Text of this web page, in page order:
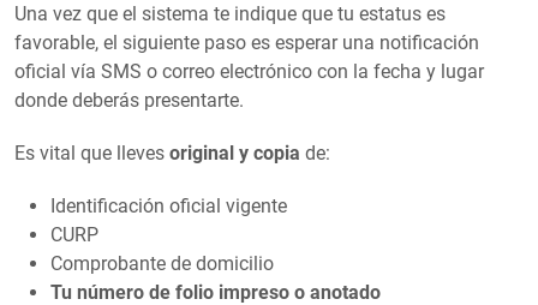
Una vez que el sistema te indique que tu estatus es
favorable, el siguiente paso es esperar una notificación
oficial vía SMS o correo electrónico con la fecha y lugar
donde deberás presentarte.
Es vital que lleves original y copia de:
Identificación oficial vigente
CURP
Comprobante de domicilio
Tu número de folio impreso o anotado